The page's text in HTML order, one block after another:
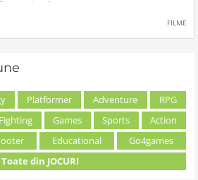
lor.
FILME
Platformer Adventure
RPG
Fighting Games Sports
Action
Educational
Go4games
Toate din JOCURI